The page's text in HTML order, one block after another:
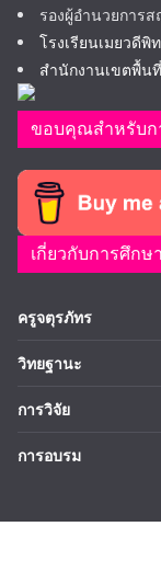
รองผู้อำนวยการ
โรงเรียนเมยวดีพิ
สำนักงานเขตพื้น
ขอบคุณสำหรับ
เกี่ยวกับการศึกษา
ครูจตุรภัทร
วิทยฐานะ
การวิจัย
การอบรม